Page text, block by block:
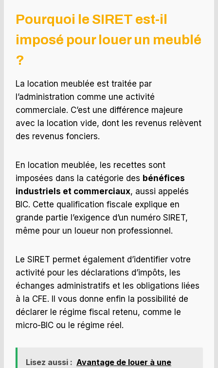
Pourquoi le SIRET est-il
imposé pour louer un meublé
?
La location meublée est traitée par
l’administration comme une activité
commerciale. C’est une différence majeure
avec la location vide, dont les revenus relèvent
des revenus fonciers.
En location meublée, les recettes sont
imposées dans la catégorie des bénéfices
industriels et commerciaux, aussi appelés
BIC. Cette qualification fiscale explique en
grande partie l’exigence d’un numéro SIRET,
même pour un loueur non professionnel.
Le SIRET permet également d’identifier votre
activité pour les déclarations d’impôts, les
échanges administratifs et les obligations liées
à la CFE. Il vous donne enfin la possibilité de
déclarer le régime fiscal retenu, comme le
micro-BIC ou le régime réel.
Lisez aussi : Avantage de louer à une